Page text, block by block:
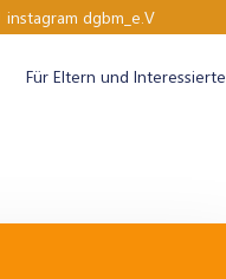
instagram dgbm_e.V
Für Eltern und Interessierte